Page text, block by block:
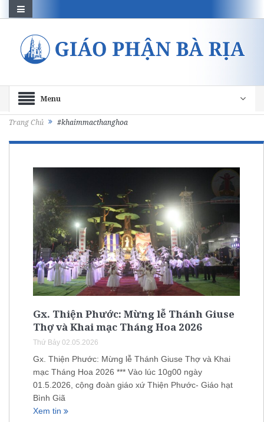
Menu
Trang Chủ #khaimmacthanghoa
Gx. Thiện Phước: Mừng lễ Thánh Giuse
Thợ và Khai mạc Tháng Hoa 2026
Thứ Bảy 02.05.2026
Gx. Thiện Phước: Mừng lễ Thánh Giuse Thợ và Khai
mạc Tháng Hoa 2026 *** Vào lúc 10g00 ngày
01.5.2026, cộng đoàn giáo xứ Thiện Phước- Giáo hạt
Bình Giã
Xem tin